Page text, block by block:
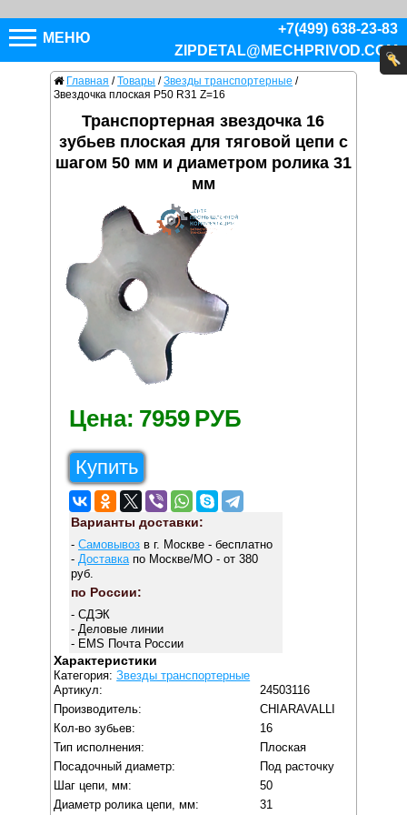
МЕНЮ
+7(499) 638-23-83
ZIPDETAL@MECHPRIVOD.COM
Главная / Товары / Звезды транспортерные /
Звездочка плоская P50 R31 Z=16
Транспортерная звездочка 16
зубьев плоская для тяговой цепи с
шагом 50 мм и диаметром ролика 31
мм
Цена: 7959 РУБ
Купить
Варианты доставки:
- Самовывозв г. Москве - бесплатно
- Доставкапо Москве/МО - от 380
руб.
по России:
- СДЭК
- Деловые линии
- EMS Почта России
Характеристики
Категория:Звезды транспортерные
Артикул:
24503116
Производитель:
CHIARAVALLI
Кол-во зубьев:
16
Тип исполнения:
Плоская
Посадочный диаметр:
Под расточку
Шаг цепи, мм:
50
Диаметр ролика цепи, мм:
31